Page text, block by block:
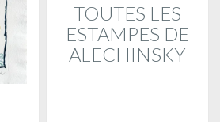
TOUTES LES
ESTAMPES DE
ALECHINSKY